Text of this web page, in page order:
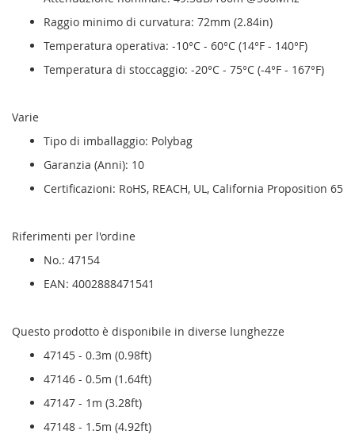
Raggio minimo di curvatura: 72mm (2.84in)
Temperatura operativa: -10°C - 60°C (14°F - 140°F)
Temperatura di stoccaggio: -20°C - 75°C (-4°F - 167°F)
Varie
Tipo di imballaggio: Polybag
Garanzia (Anni): 10
Certificazioni: RoHS, REACH, UL, California Proposition 65
Riferimenti per l'ordine
No.: 47154
EAN: 4002888471541
Questo prodotto è disponibile in diverse lunghezze
47145 - 0.3m (0.98ft)
47146 - 0.5m (1.64ft)
47147 - 1m (3.28ft)
47148 - 1.5m (4.92ft)